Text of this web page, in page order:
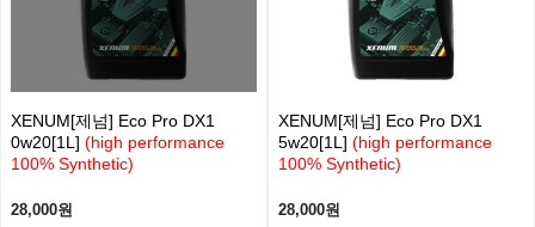
XENUM[제넘] Eco Pro DX1
0w20[1L] (high performance
100% Synthetic)
28,000원
XENUM[제넘] Eco Pro DX1
5w20[1L] (high performance
100% Synthetic)
28,000원